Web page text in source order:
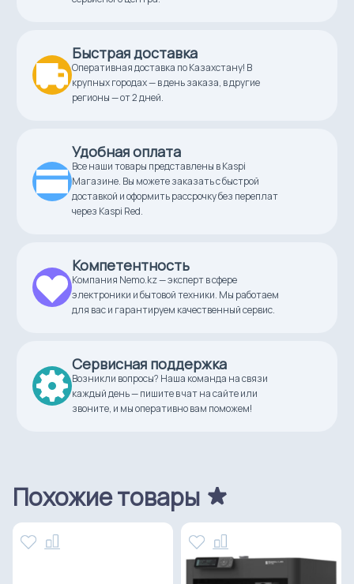
Быстрая доставка
Оперативная доставка по Казахстану! В
крупных городах — в день заказа, в другие
регионы — от 2 дней.
Удобная оплата
Все наши товары представлены в Kaspi
Магазине. Вы можете заказать с быстрой
доставкой и оформить рассрочку без переплат
через Kaspi Red.
Компетентность
Компания Nemo.kz — эксперт в сфере
электроники и бытовой техники. Мы работаем
для вас и гарантируем качественный сервис.
Сервисная поддержка
Возникли вопросы? Наша команда на связи
каждый день — пишите в чат на сайте или
звоните, и мы оперативно вам поможем!
Похожие товары